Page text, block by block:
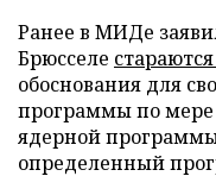
Ранее в МИДе
Брюсселе
обоснования для
программы по мере
ядерной
определенный